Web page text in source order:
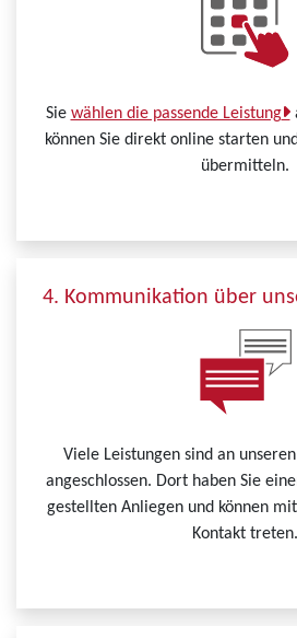
Sie wählen die passende Leistung
können Sie direkt online starten
übermitteln.
4. Kommunikation über
Viele Leistungen sind an
angeschlossen. Dort haben Sie
gestellten Anliegen und können
Kontakt treten.